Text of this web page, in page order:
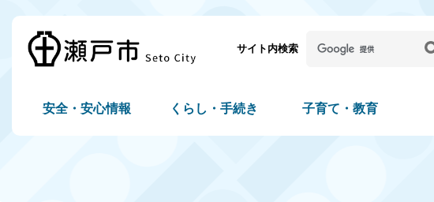
サイト内検索
安全・安心情報 くらし・手続き 子育て・教育